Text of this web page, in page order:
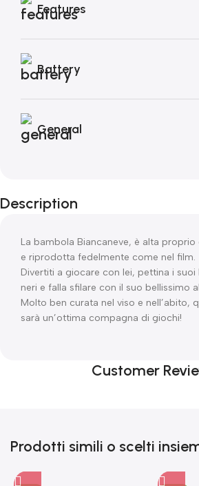
Features
Battery
General
Description
La bambola Biancaneve, è alta
e riprodotta fedelmente come nel film.
Divertiti a giocare con lei, pettina i suoi
neri e falla sfilare con il suo bellissimo
Molto ben curata nel viso e nell’abito,
sarà un’ottima compagna di giochi!
Customer
Prodotti simili o scelti